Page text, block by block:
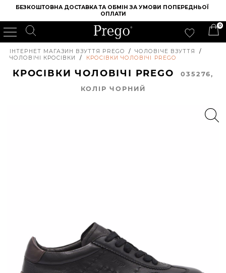
БЕЗКОШТОВНА ДОСТАВКА ТА ОБМІН ЗА УМОВИ ПОПЕРЕДНЬОЇ
ОПЛАТИ
0
ІНТЕРНЕТ МАГАЗИН ВЗУТТЯ PREGO / ЧОЛОВІЧЕ ВЗУТТЯ
/
ЧОЛОВІЧІ КРОСІВКИ
/ КРОСІВКИ ЧОЛОВІЧІ PREGO
КРОСІВКИ ЧОЛОВІЧІ PREGO035276,
КОЛIР ЧОРНИЙ